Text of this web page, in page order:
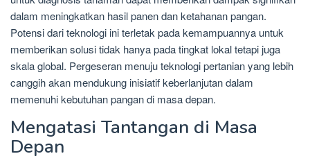
dalam meningkatkan hasil panen dan ketahanan pangan.
Potensi dari teknologi ini terletak pada kemampuannya untuk
memberikan solusi tidak hanya pada tingkat lokal tetapi juga
skala global. Pergeseran menuju teknologi pertanian yang lebih
canggih akan mendukung inisiatif keberlanjutan dalam
memenuhi kebutuhan pangan di masa depan.
Mengatasi Tantangan di Masa
Depan